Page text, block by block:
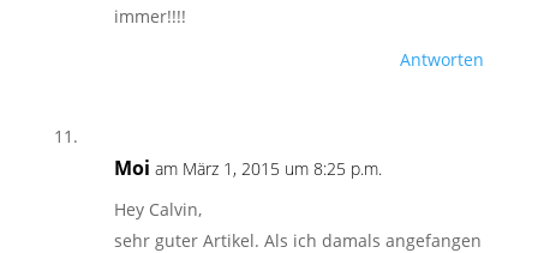
immer!!!!
Antworten
Moi am März 1, 2015 um 8:25 p.m.
Hey Calvin,
sehr guter Artikel. Als ich damals angefangen